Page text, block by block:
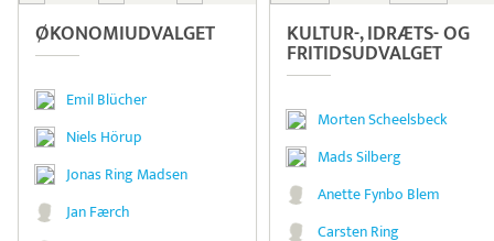
ØKONOMI­UDVALGET
Emil Blücher
Niels Hörup
Jonas Ring Madsen
Jan Færch
KULTUR-, IDRÆTS- OG
FRITIDS­UDVALGET
Morten Scheelsbeck
Mads Silberg
Anette Fynbo Blem
Carsten Ring